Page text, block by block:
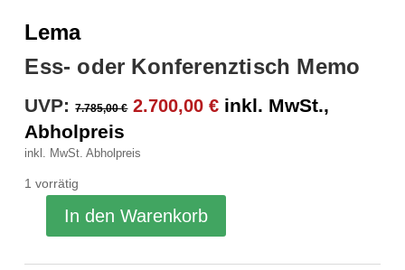
Lema
Ess- oder Konferenztisch Memo
UVP: 7.785,00€ Ursprünglicher
war:
2.700,00€Aktueller
inkl. MwSt.,
Abholpreis
inkl. MwSt. Abholpreis
1 vorrätig
In den Warenkorb